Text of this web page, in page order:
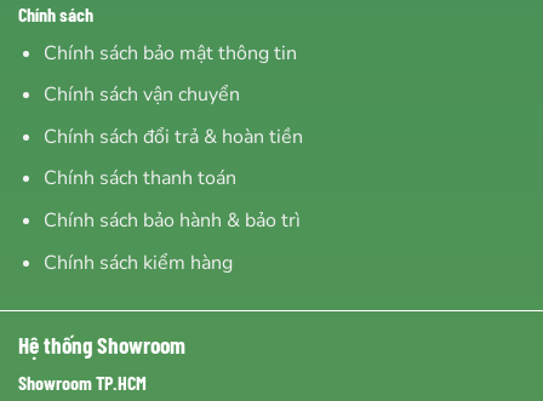
Chính sách
Chính sách bảo mật thông tin
Chính sách vận chuyển
Chính sách đổi trả & hoàn tiền
Chính sách thanh toán
Chính sách bảo hành & bảo trì
Chính sách kiểm hàng
Hệ thống Showroom
Showroom TP.HCM